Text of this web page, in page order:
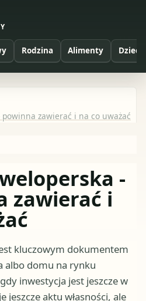
Rodzina Alimenty Dzieci
zawierać i na co uważać
-
zawierać i
kluczowym dokumentem
albo domu na rynku
inwestycja jest jeszcze w
jeszcze aktu własności, ale